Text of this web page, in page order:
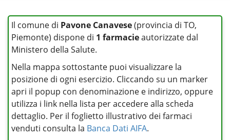
Il comune di Pavone Canavese(provincia di TO,
Piemonte) dispone di 1 farmacieautorizzate dal
Ministero della Salute.
Nella mappa sottostante puoi visualizzare la
posizione di ogni esercizio. Cliccando su un marker
apri il popup con denominazione e indirizzo, oppure
utilizza i link nella lista per accedere alla scheda
dettaglio. Per il foglietto illustrativo dei farmaci
venduti consulta la Banca Dati AIFA.